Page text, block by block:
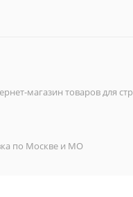
магазин товаров для
по Москве и МО